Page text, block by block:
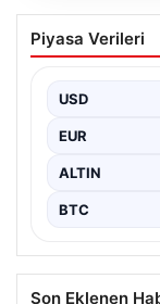
Kelebek
İletişimin
Sanal çağında
Piyasa Verileri
USD
EUR
ALTIN
BTC
Son Eklenen